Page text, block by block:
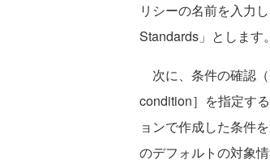
リシーの名前を入力
Standards」とします。
次に、条件の確認
condition］を指定す
ョンで作成した条件
のデフォルトの対象